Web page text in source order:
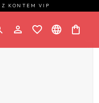
Z KONTEM VIP